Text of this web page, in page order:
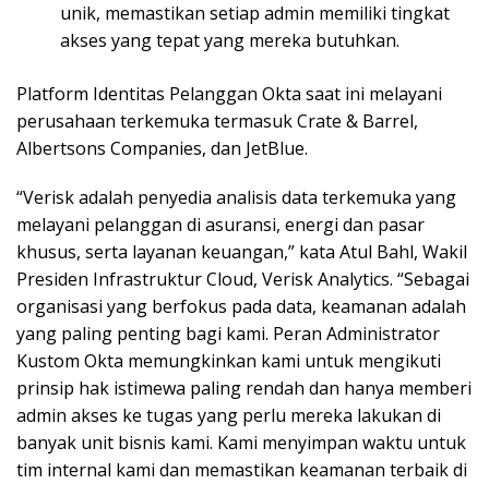
unik, memastikan setiap admin memiliki tingkat
akses yang tepat yang mereka butuhkan.
Platform Identitas Pelanggan Okta saat ini melayani
perusahaan terkemuka termasuk Crate & Barrel,
Albertsons Companies, dan JetBlue.
“Verisk adalah penyedia analisis data terkemuka yang
melayani pelanggan di asuransi, energi dan pasar
khusus, serta layanan keuangan,” kata Atul Bahl, Wakil
Presiden Infrastruktur Cloud, Verisk Analytics. “Sebagai
organisasi yang berfokus pada data, keamanan adalah
yang paling penting bagi kami. Peran Administrator
Kustom Okta memungkinkan kami untuk mengikuti
prinsip hak istimewa paling rendah dan hanya memberi
admin akses ke tugas yang perlu mereka lakukan di
banyak unit bisnis kami. Kami menyimpan waktu untuk
tim internal kami dan memastikan keamanan terbaik di